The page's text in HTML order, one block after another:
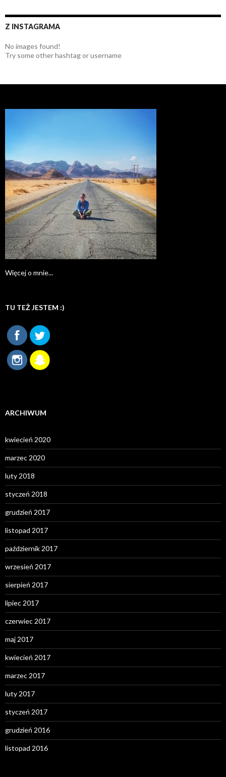
Z INSTAGRAMA
No images found!
Try some other hashtag or username
Więcej o mnie...
TU TEŻ JESTEM :)
ARCHIWUM
kwiecień 2020
marzec 2020
luty 2018
styczeń 2018
grudzień 2017
listopad 2017
październik 2017
wrzesień 2017
sierpień 2017
lipiec 2017
czerwiec 2017
maj 2017
kwiecień 2017
marzec 2017
luty 2017
styczeń 2017
grudzień 2016
listopad 2016